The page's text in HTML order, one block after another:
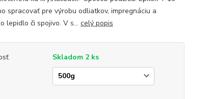
spracovať pre výrobu odliatkov, impregnáciu a
lepidlo či spojivo. V s... celý popis
Skladom 2 ks